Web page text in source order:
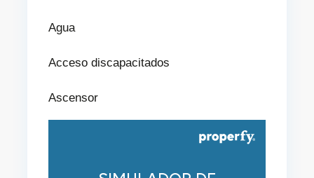
Agua
Acceso discapacitados
Ascensor